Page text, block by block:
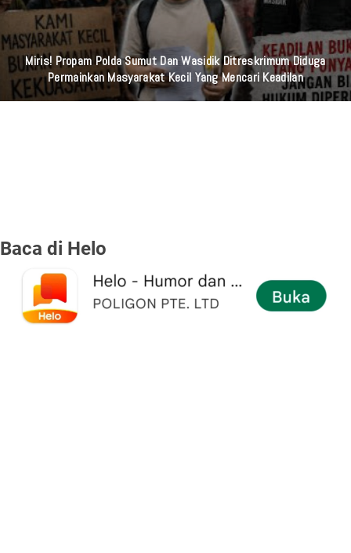
Miris! Propam Polda Sumut Dan Wasidik Ditreskrimum Diduga
Permainkan Masyarakat Kecil Yang Mencari Keadilan
Baca di Helo